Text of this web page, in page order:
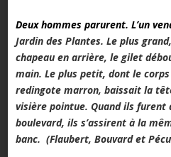
Deux hommes parurent. L’un
Jardin des Plantes. Le plus
chapeau en arrière, le gilet
main. Le plus petit, dont le
redingote marron, baissait la
visière pointue. Quand ils furent
boulevard, ils s’assirent à la
banc. (Flaubert, Bouvard et